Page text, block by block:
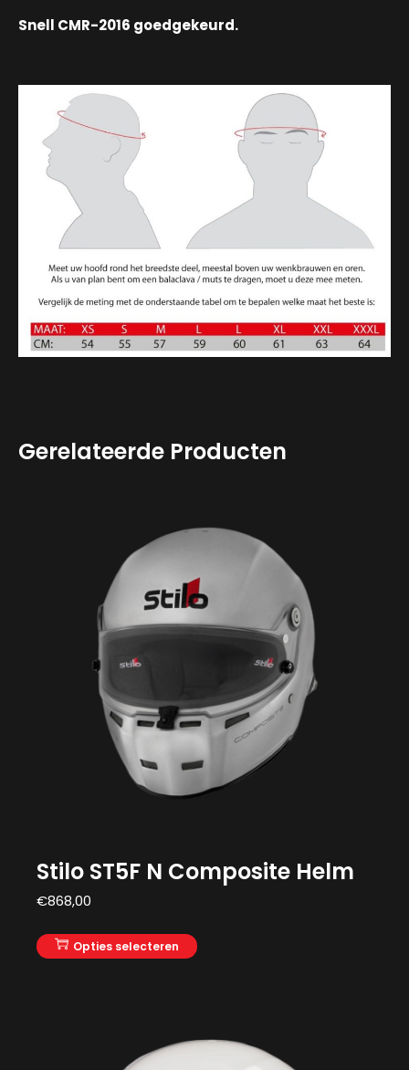
Snell CMR-2016 goedgekeurd.
Gerelateerde Producten
Stilo ST5F N Composite Helm
€868,00
Opties selecteren